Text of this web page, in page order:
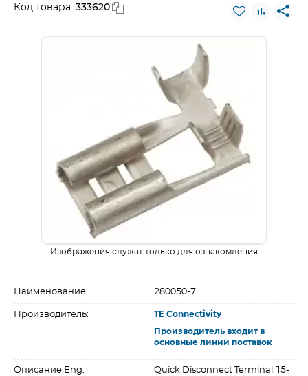
Код товара: 333620
Изображения служат только для ознакомления
Наименование: 280050-7
Производитель: TE Connectivity
Производитель входит в
основные линии поставок
Описание Eng:
Quick Disconnect Terminal 15-